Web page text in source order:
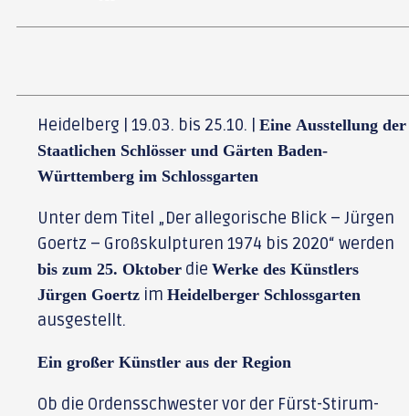
Heidelberg | 19.03. bis 25.10. | Eine Ausstellung der
Staatlichen Schlösser und Gärten Baden-
Württemberg im Schlossgarten
Unter dem Titel „Der allegorische Blick – Jürgen
Goertz – Großskulpturen 1974 bis 2020“ werden
bis zum 25. Oktoberdie Werke des Künstlers
Jürgen Goertzim Heidelberger Schlossgarten
ausgestellt.
Ein großer Künstler aus der Region
Ob die Ordensschwester vor der Fürst-Stirum-